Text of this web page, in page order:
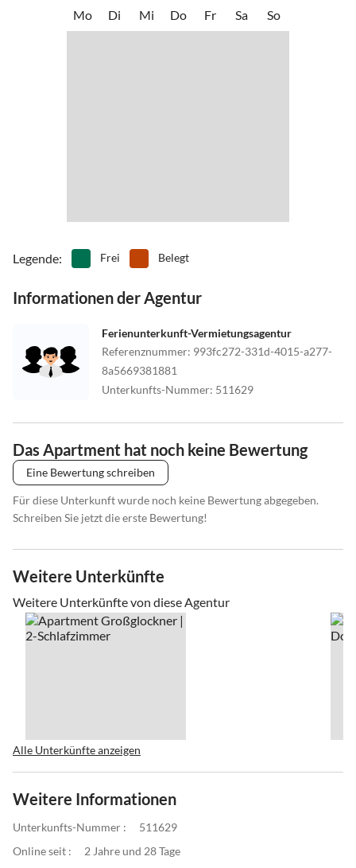
Mo
Di Mi Do Fr Sa So
Legende: Frei Belegt
Informationen der Agentur
Ferienunterkunft-Vermietungsagentur
Referenznummer: 993fc272-331d-4015-a277-
8a5669381881
Unterkunfts-Nummer: 511629
Das Apartment hat noch keine Bewertung
Eine Bewertung schreiben
Für diese Unterkunft wurde noch keine Bewertung abgegeben.
Schreiben Sie jetzt die erste Bewertung!
Weitere Unterkünfte
Weitere Unterkünfte von diese Agentur
Alle Unterkünfte anzeigen
Weitere Informationen
Unterkunfts-Nummer :
511629
Online seit :
2 Jahre und 28 Tage